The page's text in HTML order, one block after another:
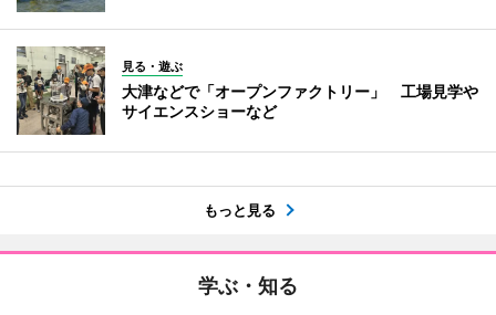
見る・遊ぶ
大津などで「オープンファクトリー」 工場見学や
サイエンスショーなど
もっと見る
学ぶ・知る